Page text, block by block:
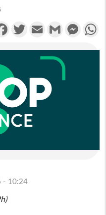
FacebookTwitterEmail Gmail
- 10:24